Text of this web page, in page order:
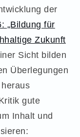
der
„Bildung für
Zukunft
Sicht bilden
Überlegungen
gute
Inhalt und